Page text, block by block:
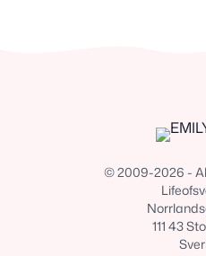
© 2009-2026 -
111 43